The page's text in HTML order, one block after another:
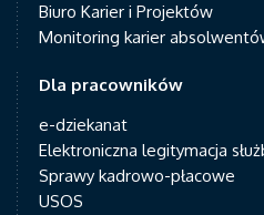
Biuro Karier i Projektów
Monitoring karier
Dla pracowników
e-dziekanat
Elektroniczna legitymacja
Sprawy kadrowo-płacowe
USOS